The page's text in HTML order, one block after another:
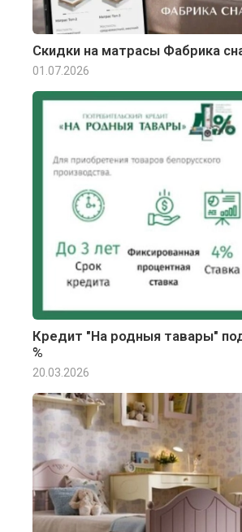
Скидки на матрасы Фабрика
01.07.2026
Кредит "На родныя тавары"
%
20.03.2026